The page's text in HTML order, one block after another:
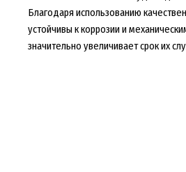
Благодаря использованию
устойчивы к коррозии и
значительно увеличивает срок их